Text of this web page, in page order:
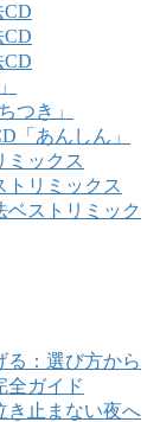
CD
CD
CD
つき」
「あんしん」
ミックス
トリミックス
ストリミック
る：選び方から
全ガイド
き止まない夜へ